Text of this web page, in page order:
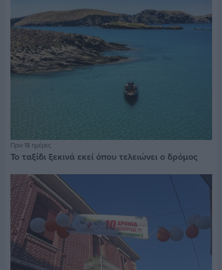
Πριν 18 ημέρες
Το ταξίδι ξεκινά εκεί όπου τελειώνει ο δρόμος